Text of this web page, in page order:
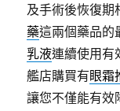
及手術後恢復期
藥這兩個藥品的
乳液連續使用有
艦店購買有眼霜
讓您不僅能有效